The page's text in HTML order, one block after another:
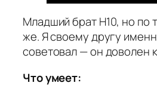
Младший брат H10, но по
же. Я своему другу
советовал — он доволен
Что умеет: